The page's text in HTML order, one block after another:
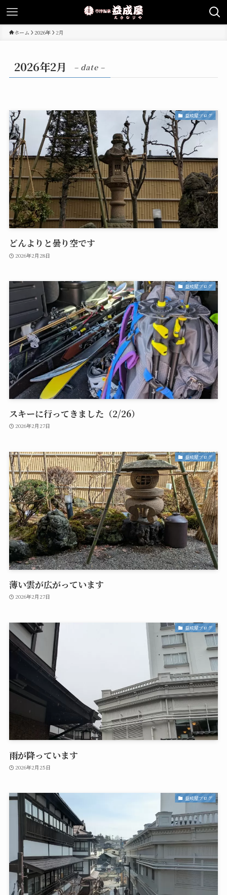
ホーム 2026年 2月
2026年2月 – date –
益成屋ブログ
どんよりと曇り空です
2026年2月28日
益成屋ブログ
スキーに行ってきました（2/26）
2026年2月27日
益成屋ブログ
薄い雲が広がっています
2026年2月27日
益成屋ブログ
雨が降っています
2026年2月25日
益成屋ブログ